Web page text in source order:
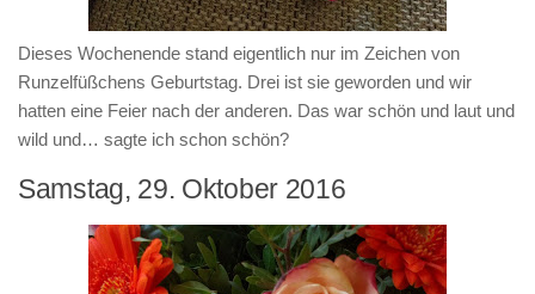
Dieses Wochenende stand eigentlich nur im Zeichen von
Runzelfüßchens Geburtstag. Drei ist sie geworden und wir
hatten eine Feier nach der anderen. Das war schön und laut und
wild und… sagte ich schon schön?
Samstag, 29. Oktober 2016